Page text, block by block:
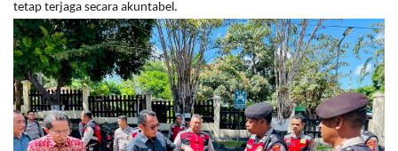
tetap terjaga secara akuntabel.